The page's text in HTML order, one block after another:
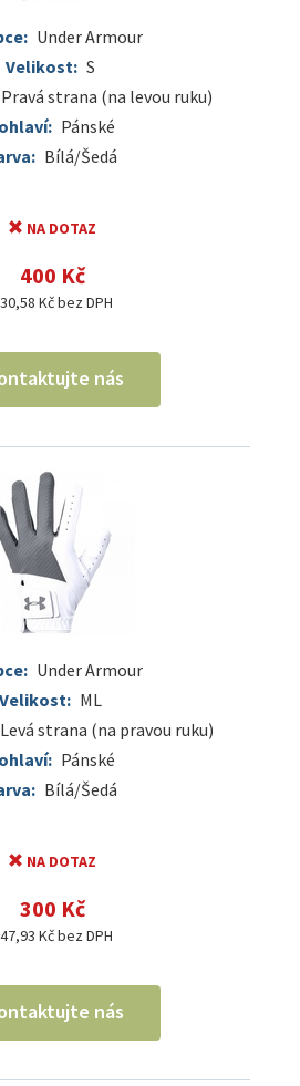
Under Armour
Velikost: S
Pravá strana (na levou ruku)
Pánské
Bílá/Šedá
NA DOTAZ
400 Kč
Kč bez DPH
nás
Under Armour
Velikost: ML
Levá strana (na pravou ruku)
Pánské
Bílá/Šedá
NA DOTAZ
300 Kč
Kč bez DPH
nás